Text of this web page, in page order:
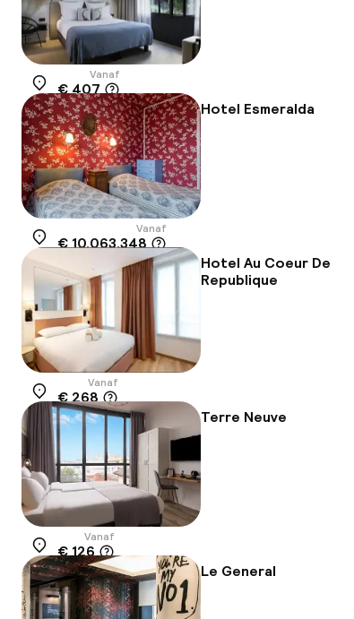
Locatie
Vanaf
€ 407
Hotel Esmeralda
Locatie
Vanaf
€ 10.063.348
Hotel Au Coeur De
Republique
Locatie
Vanaf
€ 268
Terre Neuve
Locatie
Vanaf
€ 126
Le General